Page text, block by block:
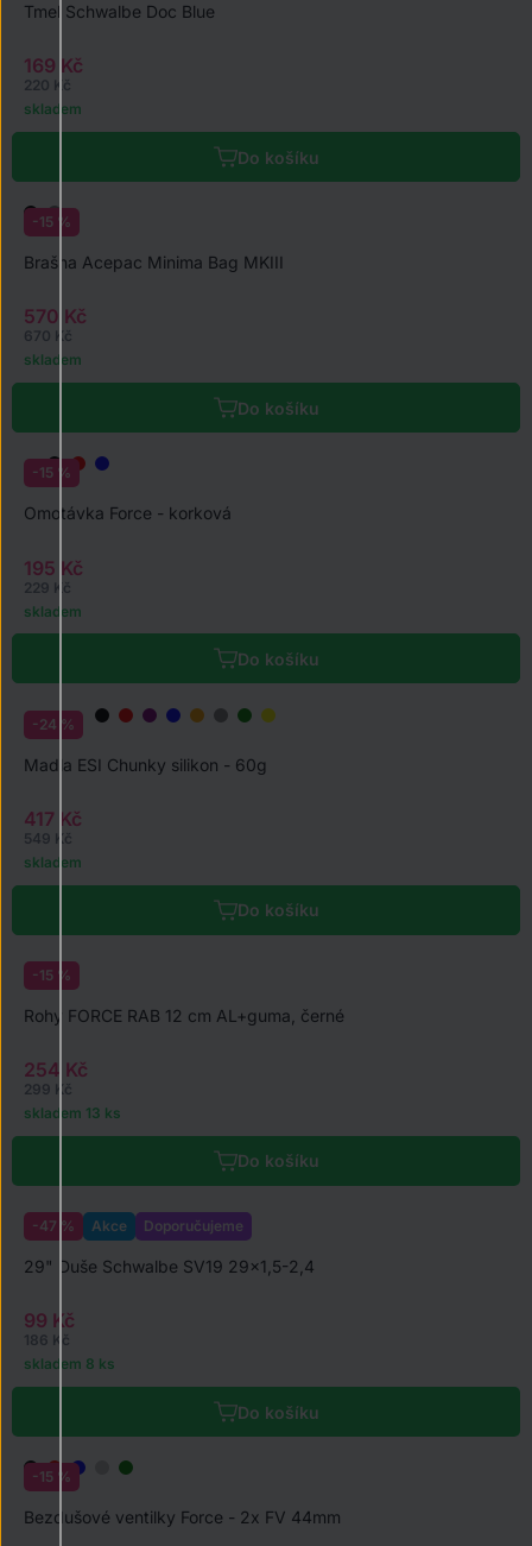
Do košíku
Tmel Schwalbe Doc Blue
169 Kč
220 Kč
skladem
-15 %
Do košíku
Brašna Acepac Minima Bag MKIII
570 Kč
670 Kč
skladem
-15 %
Do košíku
Omotávka Force - korková
195 Kč
229 Kč
skladem
-24 %
Do košíku
Madla ESI Chunky silikon - 60g
417 Kč
549 Kč
skladem
-15 %
Do košíku
Rohy FORCE RAB 12 cm AL+guma, černé
254 Kč
299 Kč
skladem 13 ks
-47 % Akce Doporučujeme
Do košíku
29" Duše Schwalbe SV19 29x1,5-2,4
99 Kč
186 Kč
skladem 8 ks
-15 %
Bezdušové ventilky Force - 2x FV 44mm